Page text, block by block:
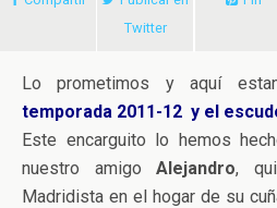
Twitter
Lo prometimos y aquí
temporada 2011-12 y el
Este encarguito lo hemos
nuestro amigoAlejandro,
Madridista en el hogar de su